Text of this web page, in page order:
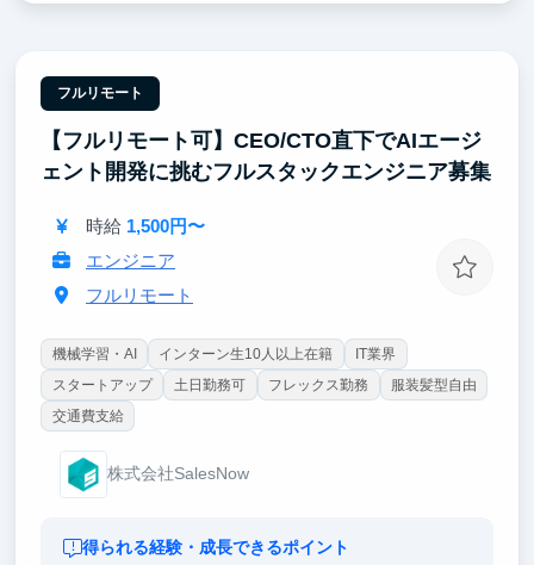
【ポイント②｜AI活用は前提、あなたの力で会社の成
長角度を高める】
AI Agentの実行基盤、Coding Agent前提の開発体制を
確立していただくことを期待します。
クライアントは日本を代表する大手企業が中心。起業
を目指す方は、Salesから全てのフェーズに関与可
フルリモート
【フルリモート可】CEO/CTO直下でAIエージ
ェント開発に挑むフルスタックエンジニア募集
時給 1,500円〜
エンジニア
フルリモート
機械学習・AI インターン生10人以上在籍
IT業界
スタートアップ
土日勤務可 フレックス勤務
服装髪型自由
交通費支給
株式会社SalesNow
得られる経験・成長できるポイント